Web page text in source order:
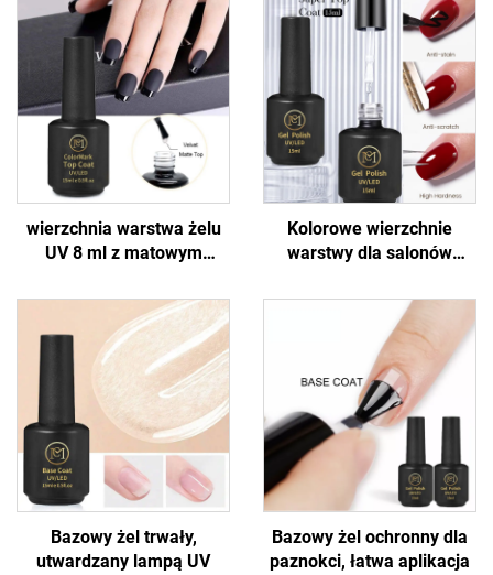
wierzchnia warstwa żelu
UV 8 ml z matowym
Kolorowe wierzchnie
warstwy dla salonów
Bazowy żel trwały,
utwardzany lampą UV
Bazowy żel ochronny dla
paznokci, łatwa aplikacja